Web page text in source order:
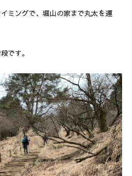
ミングで、堀山の家まで丸太を運
です。